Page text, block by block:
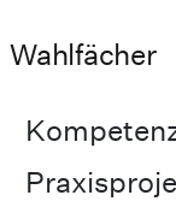
Wahlfächer